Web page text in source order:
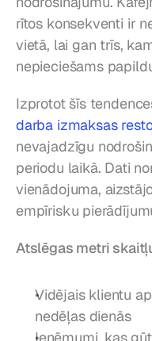
rītos konsekventi ir
vietā, lai gan trīs,
nepieciešams
darba izmaksas
nevajadzīgu
periodu laikā. Dati
vienādojuma,
empīrisku
Atslēgas metri
Vidējais klientu
nedēļas dienās
Ieņēmumi, kas